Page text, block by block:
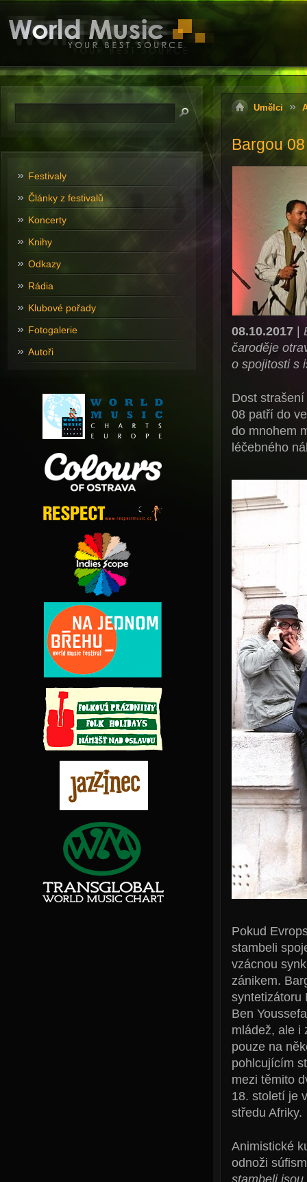
Umělci
Bargou
08.10.2017|
čaroděje
o spojitosti s
Dost
08 patří do
do mnohem
léčebného
Pokud
stambeli
vzácnou
zánikem.
syntetizátoru
Ben
mládež, ale i
pouze na
pohlcujícím
mezi těmito
18. století je
středu Afriky.
Animistické
odnoži
stambeli
Festivaly
Články z festivalů
Koncerty
Knihy
Odkazy
Rádia
Klubové pořady
Fotogalerie
Autoři